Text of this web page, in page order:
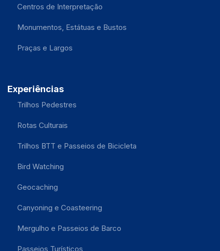
Centros de Interpretação
Monumentos, Estátuas e Bustos
Praças e Largos
Experiências
Trilhos Pedestres
Rotas Culturais
Trilhos BTT e Passeios de Bicicleta
Bird Watching
Geocaching
Canyoning e Coasteering
Mergulho e Passeios de Barco
Passeios Turísticos